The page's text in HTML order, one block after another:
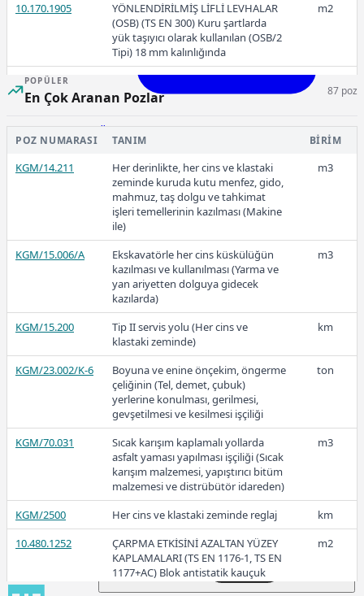
Ücretli
2025-Kasım
264,93
2025-Ekim
264,70
10.170.1905
YÖNLENDİRİLMİŞ LİFLİ LEVHALAR
(OSB) (TS EN 300) Kuru şartlarda
yük taşıyıcı olarak kullanılan (OSB/2
Tipi) 18 mm kalınlığında
m2
10.170.1906
YÖNLENDİRİLMİŞ LİFLİ LEVHALAR
(OSB) (TS EN 300) Kuru şartlarda
Tipi) 22 mm kalınlığında
(OSB) (TS EN 300) Nemli şartlarda
yük taşıyıcı olarak kullanılan (OSB/3
Tipi) 6 mm kalınlığında
YÖNLENDİRİLMİŞ LİFLİ LEVHALAR
(OSB) (TS EN 300) Nemli şartlarda
yük taşıyıcı olarak kullanılan (OSB/3
Tipi) 9 mm kalınlığında
YÖNLENDİRİLMİŞ LİFLİ LEVHALAR
(OSB) (TS EN 300) Nemli şartlarda
yük taşıyıcı olarak kullanılan (OSB/3
Tipi) 11 mm kalınlığında
10.170.1924
YÖNLENDİRİLMİŞ LİFLİ LEVHALAR
(OSB) (TS EN 300) Nemli şartlarda
yük taşıyıcı olarak kullanılan (OSB/3
Tipi) 15 mm kalınlığında
m2
POPÜLER
En Çok Aranan Pozlar 87 poz
POZ NUMARASI TANIM BIRIM
KGM/14.211
Her derinlikte, her cins ve klastaki
zeminde kuruda kutu menfez, gido,
mahmuz, taş dolgu ve tahkimat
işleri temellerinin kazılması (Makine
ile)
m3
KGM/15.006/A
Ekskavatörle her cins küskülüğün
kazılması ve kullanılması (Yarma ve
yan ariyetten dolguya gidecek
kazılarda)
m3
KGM/15.200
Tip II servis yolu (Her cins ve
klastaki zeminde)
km
KGM/23.002/K-6
Boyuna ve enine önçekim, öngerme
çeliğinin (Tel, demet, çubuk)
yerlerine konulması, gerilmesi,
gevşetilmesi ve kesilmesi işçiliği
ton
KGM/70.031
Sıcak karışım kaplamalı yollarda
asfalt yaması yapılması işçiliği (Sıcak
karışım malzemesi, yapıştırıcı bitüm
malzemesi ve distrübütör idareden)
m3
KGM/2500 Her cins ve klastaki zeminde reglaj
km
10.480.1252
ÇARPMA ETKİSİNİ AZALTAN YÜZEY
KAPLAMALARI (TS EN 1176-1, TS EN
1177+AC) Blok antistatik kauçuk
zemin kaplaması 3cm kalınlıkta
m2